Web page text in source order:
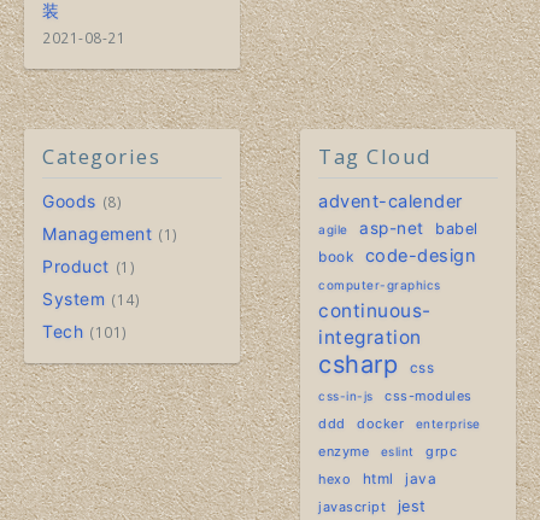
装
2021-08-21
Categories
Goods 8
Management 1
Product 1
System 14
Tech 101
Tag Cloud
advent-calender
agile asp-net babel
book code-design
computer-graphics
continuous-
integration
csharp css
css-in-js
css-modules
ddd
docker enterprise
enzyme eslint
grpc
hexo
html
java
javascript
jest